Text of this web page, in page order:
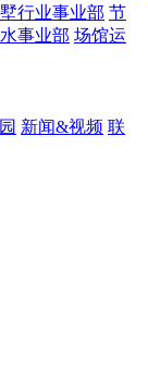
行业事业部 节
事业部 场馆运
新闻&视频 联